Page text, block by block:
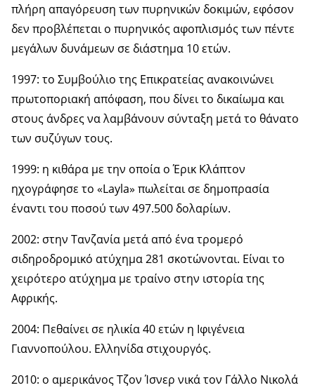
πλήρη απαγόρευση των πυρηνικών δοκιμών, εφόσον
δεν προβλέπεται ο πυρηνικός αφοπλισμός των πέντε
μεγάλων δυνάμεων σε διάστημα 10 ετών.
1997: το Συμβούλιο της Επικρατείας ανακοινώνει
πρωτοποριακή απόφαση, που δίνει το δικαίωμα και
στους άνδρες να λαμβάνουν σύνταξη μετά το θάνατο
των συζύγων τους.
1999: η κιθάρα με την οποία ο Έρικ Κλάπτον
ηχογράφησε το «Layla» πωλείται σε δημοπρασία
έναντι του ποσού των 497.500 δολαρίων.
2002: στην Τανζανία μετά από ένα τρομερό
σιδηροδρομικό ατύχημα 281 σκοτώνονται. Είναι το
χειρότερο ατύχημα με τραίνο στην ιστορία της
Αφρικής.
2004: Πεθαίνει σε ηλικία 40 ετών η Ιφιγένεια
Γιαννοπούλου. Ελληνίδα στιχουργός.
2010: ο αμερικάνος Τζον Ίσνερ νικά τον Γάλλο Νικολά